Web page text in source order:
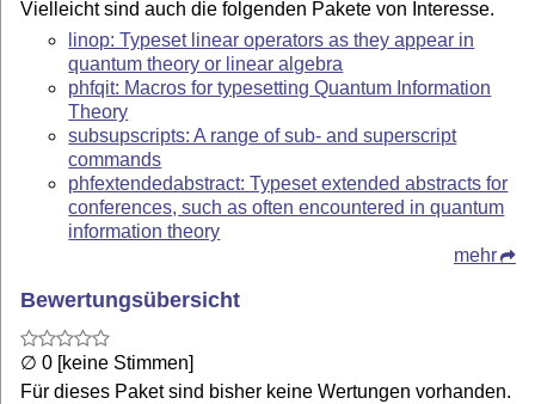
Vielleicht sind auch die folgenden Pakete von Interesse.
linop: Typeset linear operators as they appear in
quantum theory or linear algebra
phfqit: Macros for typesetting Quantum Information
Theory
subsupscripts: A range of sub- and superscript
commands
phfextendedabstract: Typeset extended abstracts for
conferences, such as often encountered in quantum
information theory
mehr
Bewertungsübersicht
∅ 0 [keine Stimmen]
Für dieses Paket sind bisher keine Wertungen vorhanden.